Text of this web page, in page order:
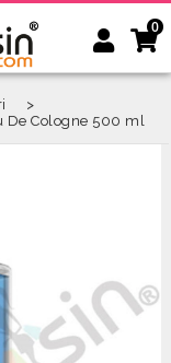
0
>
De Cologne 500 ml